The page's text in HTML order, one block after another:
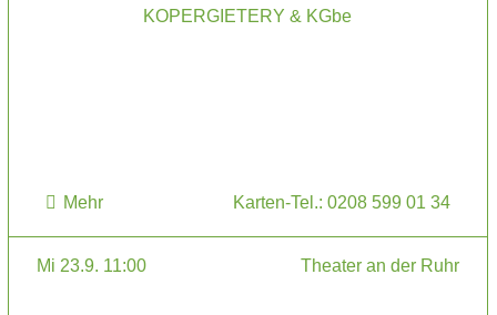
KOPERGIETERY & KGbe
Mehr Karten-Tel.: 0208 599 01 34
Mi 23.9. 11:00 Theater an der Ruhr